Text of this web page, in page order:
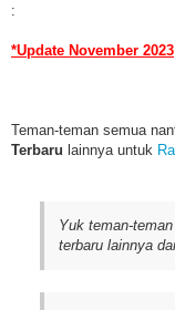
:
*Update November 2023
Teman-teman semua
Terbaru lainnya untuk
Yuk teman-
terbaru lainnya